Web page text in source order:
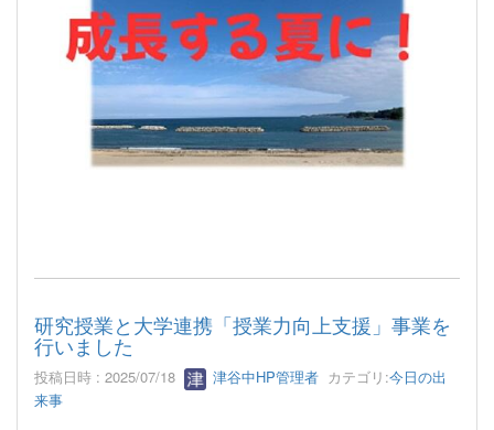
研究授業と大学連携「授業力向上支援」事業を
行いました
投稿日時 : 2025/07/18 津谷中HP管理者 カテゴリ:今日の出
来事